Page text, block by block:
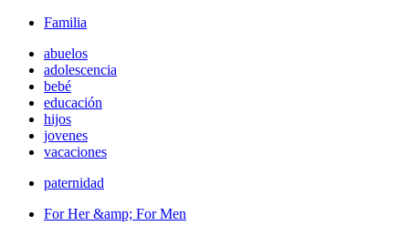
Familia
abuelos
adolescencia
bebé
educación
hijos
jovenes
vacaciones
paternidad
For Her &amp; For Men